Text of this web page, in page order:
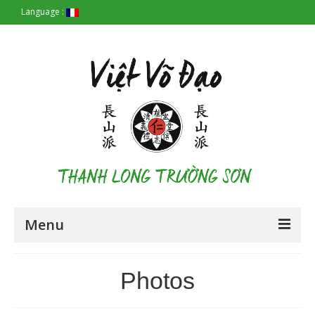
Language :
Menu
Photos